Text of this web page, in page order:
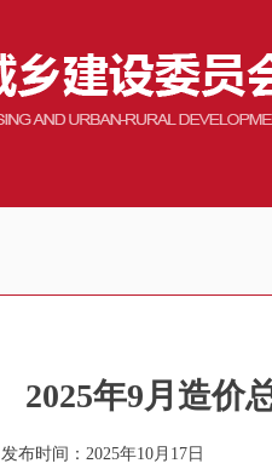
2025年9月造价
发布时间：2025年10月17日